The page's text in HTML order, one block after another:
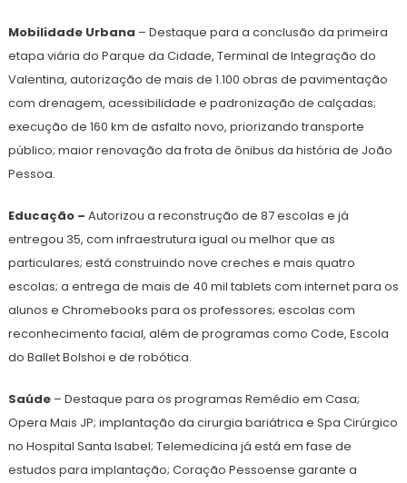
Mobilidade Urbana – Destaque para a conclusão da primeira
etapa viária do Parque da Cidade, Terminal de Integração do
Valentina, autorização de mais de 1.100 obras de pavimentação
com drenagem, acessibilidade e padronização de calçadas;
execução de 160 km de asfalto novo, priorizando transporte
público; maior renovação da frota de ônibus da história de João
Pessoa.
Educação – Autorizou a reconstrução de 87 escolas e já
entregou 35, com infraestrutura igual ou melhor que as
particulares; está construindo nove creches e mais quatro
escolas; a entrega de mais de 40 mil tablets com internet para os
alunos e Chromebooks para os professores; escolas com
reconhecimento facial, além de programas como Code, Escola
do Ballet Bolshoi e de robótica.
Saúde – Destaque para os programas Remédio em Casa;
Opera Mais JP; implantação da cirurgia bariátrica e Spa Cirúrgico
no Hospital Santa Isabel; Telemedicina já está em fase de
estudos para implantação; Coração Pessoense garante a